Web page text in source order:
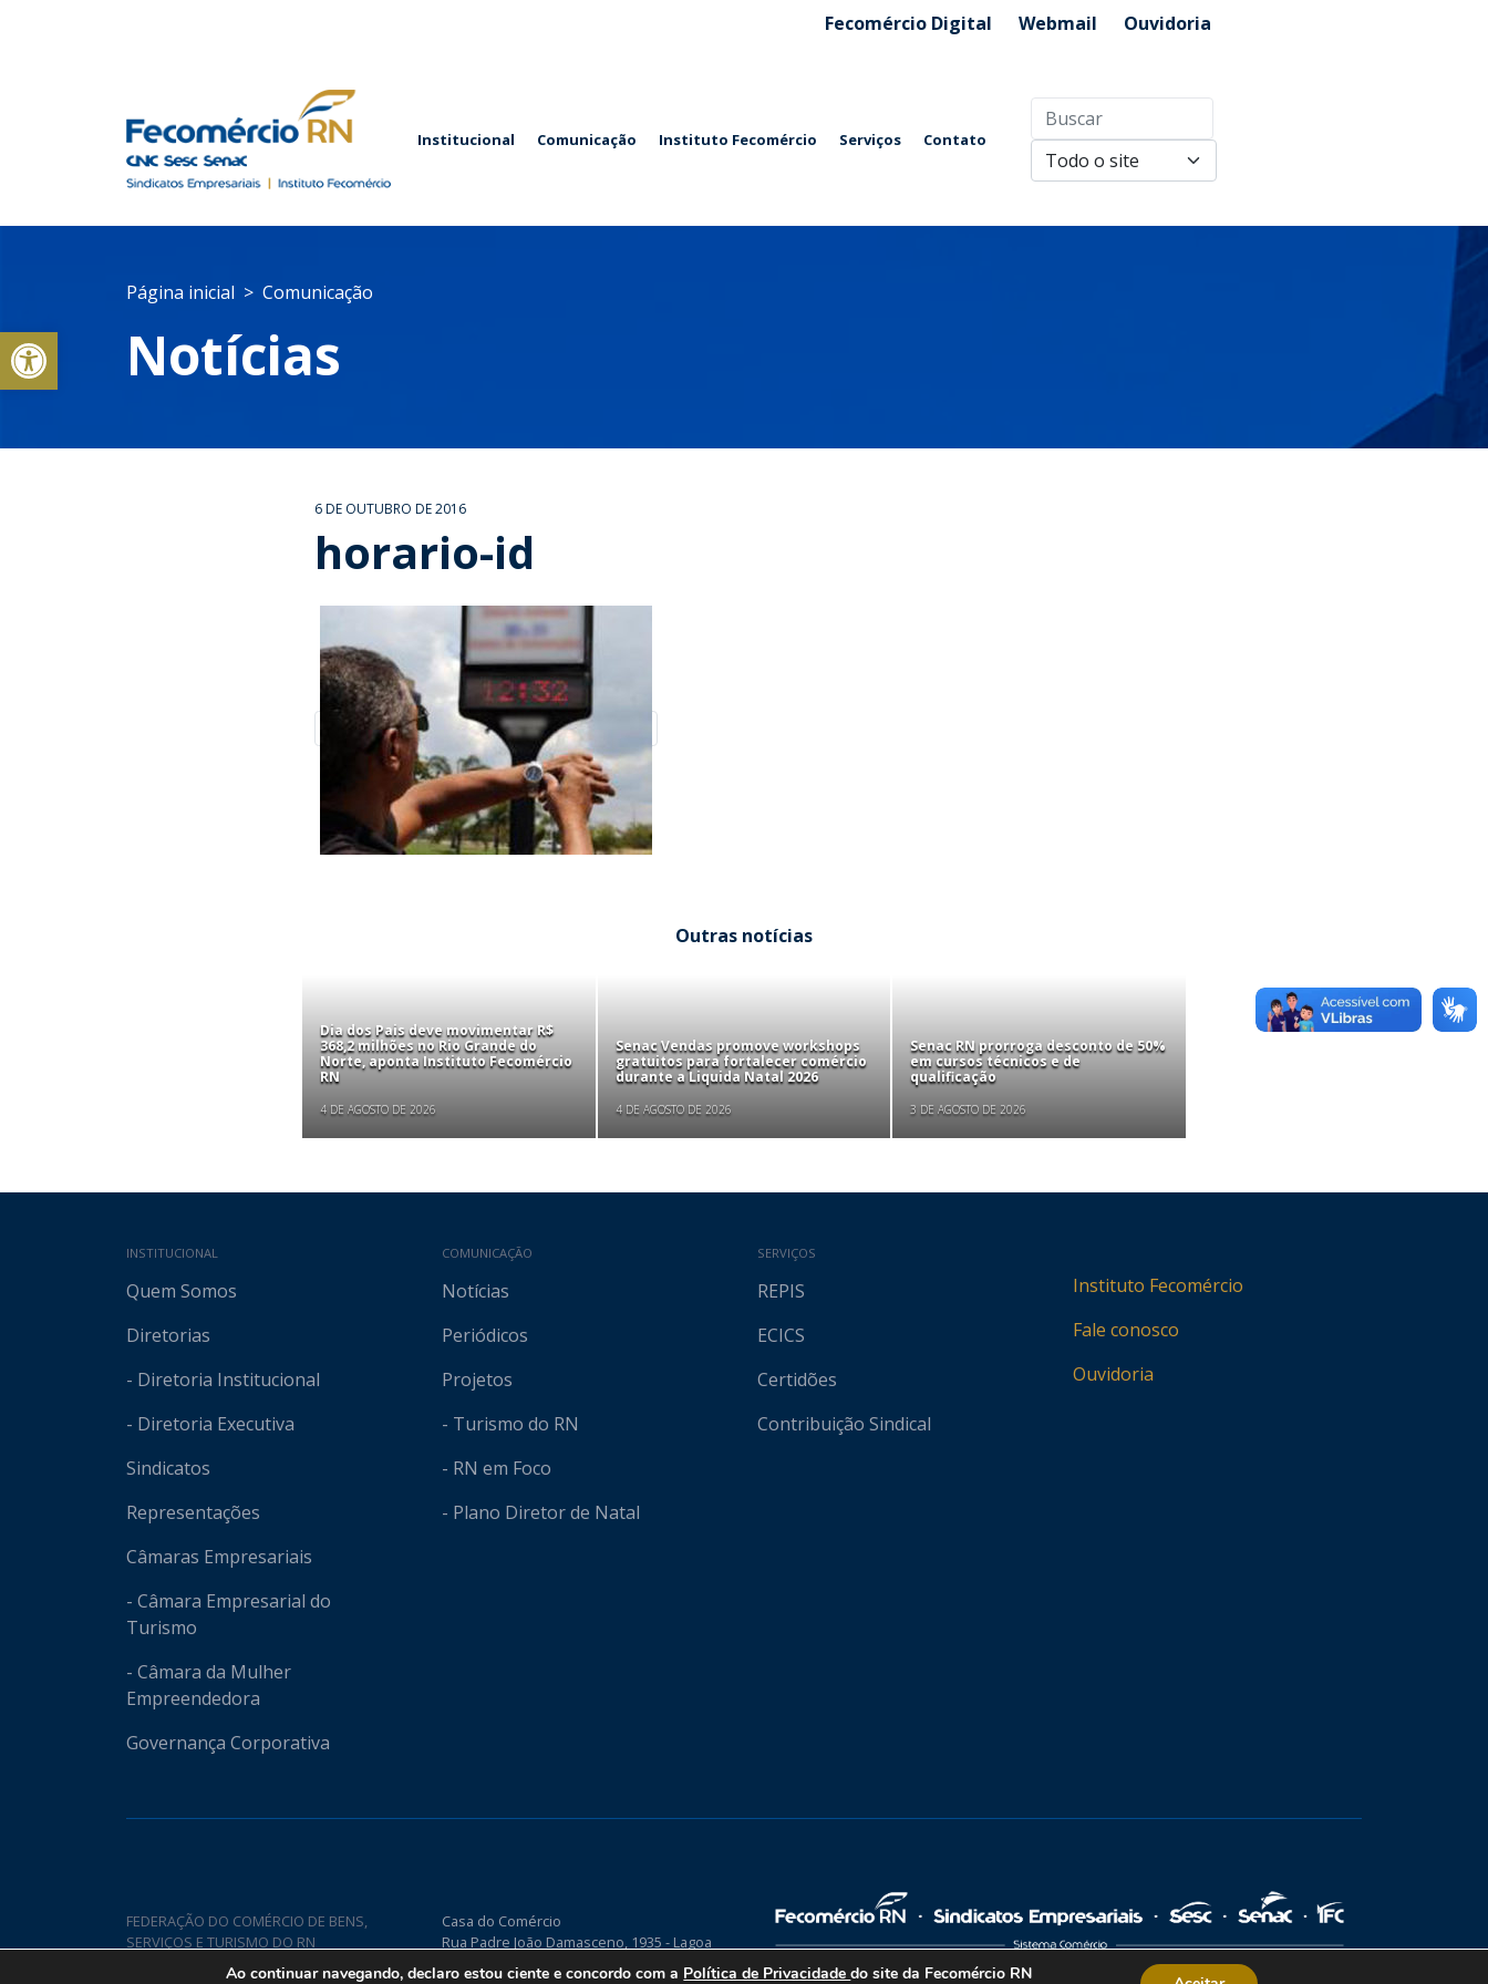
Abrir a barra de ferramentas
Fecomércio Digital Webmail Ouvidoria
Institucional Comunicação Instituto Fecomércio Serviços Contato
Página inicial Comunicação
Notícias
6 DE OUTUBRO DE 2016
horario-id
Outras notícias
Dia dos Pais deve movimentar R$
368,2 milhões no Rio Grande do
Norte, aponta Instituto Fecomércio
RN
4 DE AGOSTO DE 2026
Senac Vendas promove workshops
gratuitos para fortalecer comércio
durante a Liquida Natal 2026
4 DE AGOSTO DE 2026
Senac RN prorroga desconto de 50%
em cursos técnicos e de
qualificação
3 DE AGOSTO DE 2026
Mapa do site
INSTITUCIONAL
Quem Somos
Diretorias
- Diretoria Institucional
- Diretoria Executiva
Sindicatos
Representações
Câmaras Empresariais
- Câmara Empresarial do
Turismo
- Câmara da Mulher
Empreendedora
Governança Corporativa
COMUNICAÇÃO
Notícias
Periódicos
Projetos
- Turismo do RN
- RN em Foco
- Plano Diretor de Natal
SERVIÇOS
REPIS
ECICS
Certidões
Contribuição Sindical
Instituto Fecomércio
Fale conosco
Ouvidoria
FEDERAÇÃO DO COMÉRCIO DE BENS,
SERVIÇOS E TURISMO DO RN
Casa do Comércio
Rua Padre João Damasceno, 1935 - Lagoa
Nova CEP 59075-760
Ao continuar navegando, declaro estou ciente e concordo com a Política de Privacidadedo site da Fecomércio RN